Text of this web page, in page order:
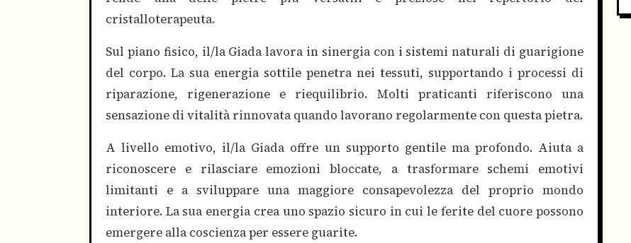
cristalloterapeuta.
Sul piano fisico, il/la Giada lavora in sinergia con i sistemi naturali di guarigione
del corpo. La sua energia sottile penetra nei tessuti, supportando i processi di
riparazione, rigenerazione e riequilibrio. Molti praticanti riferiscono una
sensazione di vitalità rinnovata quando lavorano regolarmente con questa pietra.
A livello emotivo, il/la Giada offre un supporto gentile ma profondo. Aiuta a
riconoscere e rilasciare emozioni bloccate, a trasformare schemi emotivi
limitanti e a sviluppare una maggiore consapevolezza del proprio mondo
interiore. La sua energia crea uno spazio sicuro in cui le ferite del cuore possono
emergere alla coscienza per essere guarite.